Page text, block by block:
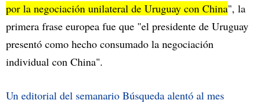
por la negociación unilateral de Uruguay con China", la
primera frase europea fue que "el presidente de Uruguay
presentó como hecho consumado la negociación
individual con China".
Un editorial del semanario Búsqueda alentó al mes